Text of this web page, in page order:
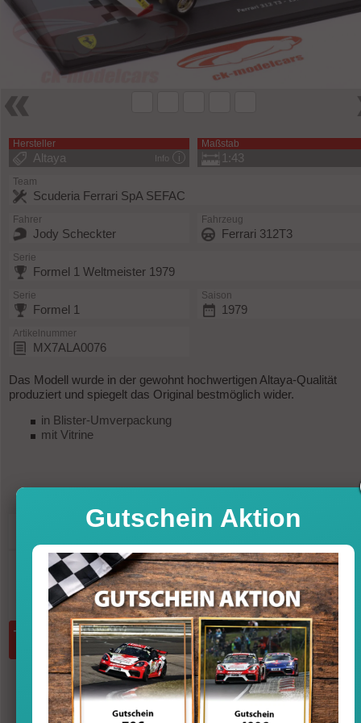
Hersteller
Info
Altaya
Maßstab
1:43
Team
Scuderia Ferrari SpA SEFAC
Fahrer
Jody Scheckter
Fahrzeug
Ferrari 312T3
Serie
Formel 1 Weltmeister 1979
Serie
Formel 1
Saison
1979
Artikelnummer
MX7ALA0076
Das Modell wurde in der gewohnt hochwertigen Altaya-Qualität
produziert und spiegelt das Original bestmöglich wider.
in Blister-Umverpackung
mit Vitrine
Sofort versandfertig, Lieferfrist 1-3
inkl. MwSt. zzgl.
Menge: in den Warenkorb
Gutschein Aktion